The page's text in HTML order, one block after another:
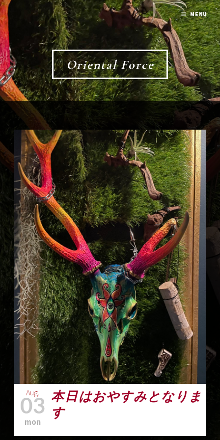
Oriental Force
Aug.
03
mon
本日はおやすみとなりま
す
MENU